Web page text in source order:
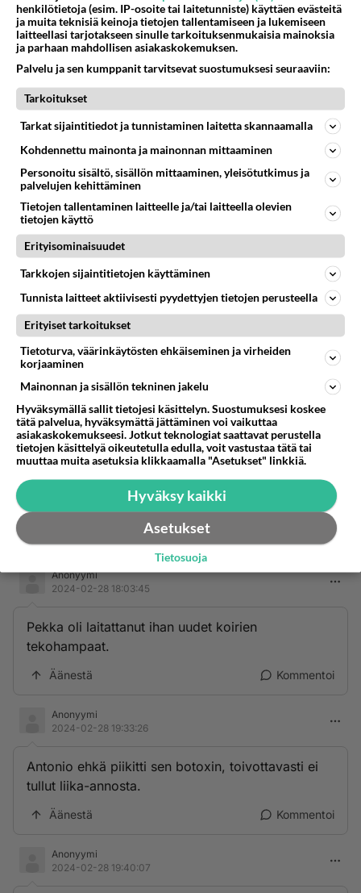
Anonyymi
2024-02-28 18:00:54
Vaalitaistelu on raskasta ja uuvuttavaa vanhalle
miehelle. Sitä eivät kosmetologit pysty
peittämään, eikä kosmeettinen kirurgia
häivyttämään.
Äänestä Kommentoi
2024-03-02 10:12:42
Haavisto vanheni vaalitaiston aikana 10 vuotta.
Äänestä Kommentoi
Anonyymi
2024-02-28 17:51:26
Myös Jussin nieleskely
Kommentoi
Anonyymi
2024-02-28 18:03:45
Pekka oli laitattanut ihan uudet koirien
tekohampaat.
Äänestä Kommentoi
Anonyymi
2024-02-28 19:33:26
Antonio ehkä piikitti sen botoxin, toivottavasti ei
tullut liika-annosta.
Äänestä Kommentoi
Anonyymi
2024-02-28 19:40:07
henkilötietoja (esim. IP-osoite tai laitetunniste) käyttäen evästeitä
ja muita teknisiä keinoja tietojen tallentamiseen ja lukemiseen
laitteellasi tarjotakseen sinulle tarkoituksenmukaisia mainoksia
ja parhaan mahdollisen asiakaskokemuksen.
Palvelu ja sen kumppanit tarvitsevat suostumuksesi seuraaviin:
Tarkoitukset
Tarkat sijaintitiedot ja tunnistaminen laitetta skannaamalla
Kohdennettu mainonta ja mainonnan mittaaminen
Personoitu sisältö, sisällön mittaaminen, yleisötutkimus ja
palvelujen kehittäminen
Tietojen tallentaminen laitteelle ja/tai laitteella olevien
tietojen käyttö
Erityisominaisuudet
Tarkkojen sijaintitietojen käyttäminen
Tunnista laitteet aktiivisesti pyydettyjen tietojen perusteella
Erityiset tarkoitukset
Tietoturva, väärinkäytösten ehkäiseminen ja virheiden
korjaaminen
Mainonnan ja sisällön tekninen jakelu
Hyväksymällä sallit tietojesi käsittelyn. Suostumuksesi koskee
tätä palvelua, hyväksymättä jättäminen voi vaikuttaa
asiakaskokemukseesi. Jotkut teknologiat saattavat perustella
tietojen käsittelyä oikeutetulla edulla, voit vastustaa tätä tai
muuttaa muita asetuksia klikkaamalla "Asetukset" linkkiä.
Hyväksy kaikki
Asetukset
Tietosuoja